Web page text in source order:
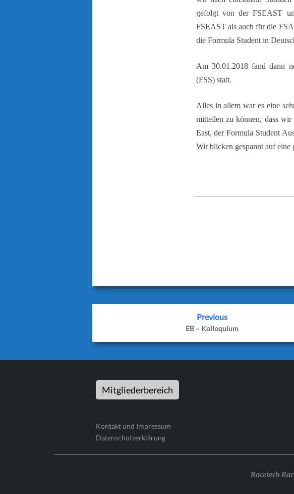
gefolgt von der FSEAST
FSEAST als auch für die
die Formula Student in
Am 30.01.2018 fand dann
(FSS) statt.
Alles in allem war es eine
mitteilen zu können, dass
East, der Formula Student
Wir blicken gespannt auf eine
Previous
EB – Kolloquium
Mitgliederbereich
Kontakt und Impressum
Datenschutzerklärung
Racetech